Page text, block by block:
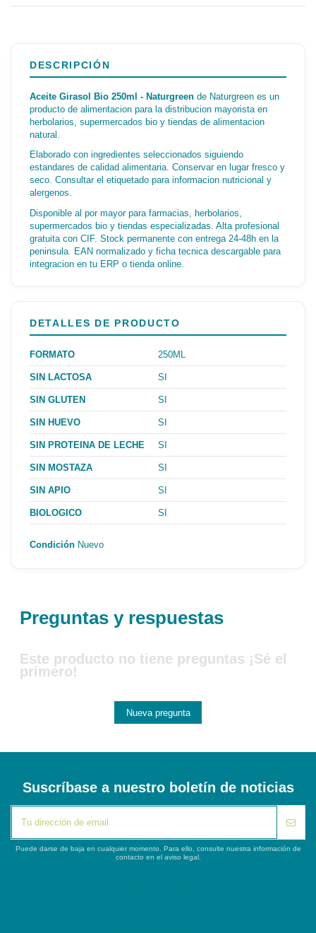
DESCRIPCIÓN
Aceite Girasol Bio 250ml - Naturgreen de Naturgreen es un
producto de alimentacion para la distribucion mayorista en
herbolarios, supermercados bio y tiendas de alimentacion
natural.
Elaborado con ingredientes seleccionados siguiendo
estandares de calidad alimentaria. Conservar en lugar fresco y
seco. Consultar el etiquetado para informacion nutricional y
alergenos.
Disponible al por mayor para farmacias, herbolarios,
supermercados bio y tiendas especializadas. Alta profesional
gratuita con CIF. Stock permanente con entrega 24-48h en la
peninsula. EAN normalizado y ficha tecnica descargable para
integracion en tu ERP o tienda online.
DETALLES DE PRODUCTO
FORMATO 250ML
SIN LACTOSA SI
SIN GLUTEN SI
SIN HUEVO SI
SIN PROTEINA DE LECHE SI
SIN MOSTAZA SI
SIN APIO SI
BIOLOGICO SI
Condición Nuevo
Preguntas y respuestas
Este producto no tiene preguntas ¡Sé el
primero!
Nueva pregunta
Suscríbase a nuestro boletín de noticias
Puede darse de baja en cualquier momento. Para ello, consulte nuestra información de
contacto en el aviso legal.